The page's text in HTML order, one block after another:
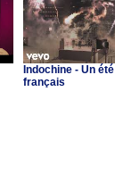
Indochine - Un été
français